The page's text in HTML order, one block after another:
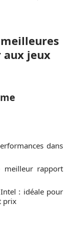
aux jeux
dans
meilleur rapport
: idéale pour
prix